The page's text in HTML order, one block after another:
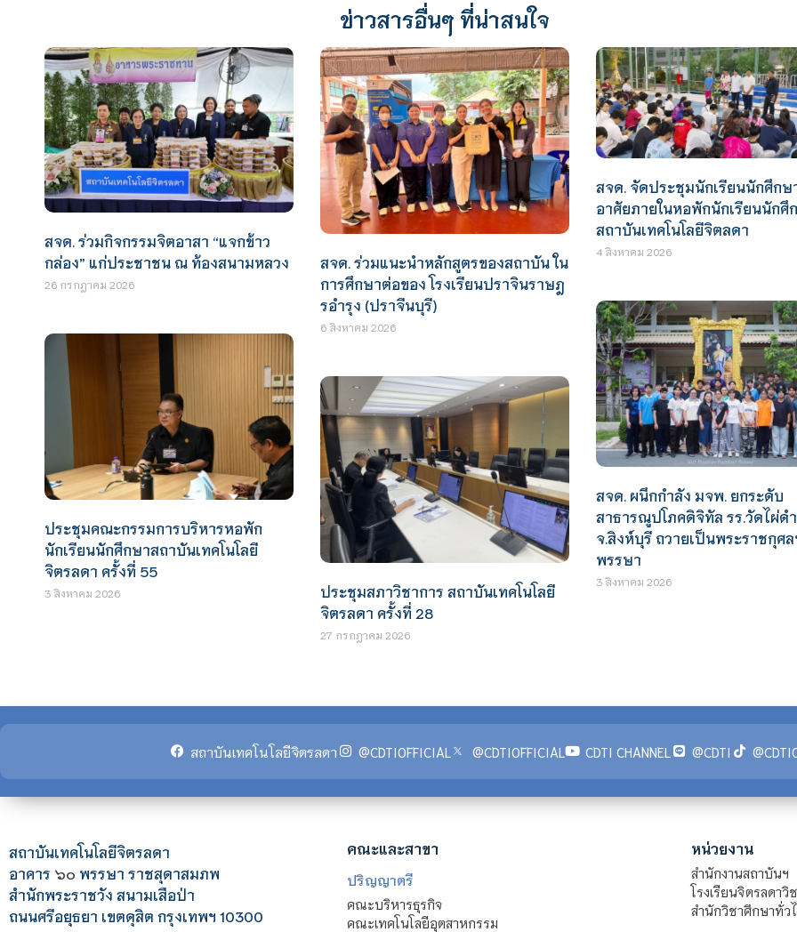
ข่าวสารอื่นๆ ที่น่าสนใจ
สจด. ร่วมกิจกรรมจิตอาสา “แจกข้าว
กล่อง” แก่ประชาชน ณ ท้องสนามหลวง
26 กรกฎาคม 2026
สจด. ร่วมแนะนำหลักสูตรของสถาบัน ใน
การศึกษาต่อของ โรงเรียนปราจินราษฎ
รอำรุง (ปราจีนบุรี)
6 สิงหาคม 2026
สจด. จัดประชุมนักเรียนนักศึก
อาศัยภายในหอพักนักเรียนนักศึ
สถาบันเทคโนโลยีจิตลดา
4 สิงหาคม 2026
ประชุมคณะกรรมการบริหารหอพัก
นักเรียนนักศึกษาสถาบันเทคโนโลยี
จิตรลดา ครั้งที่ 55
3 สิงหาคม 2026
ประชุมสภาวิชาการ สถาบันเทคโนโลยี
จิตรลดา ครั้งที่ 28
27 กรกฎาคม 2026
สจด. ผนึกกำลัง มจพ. ยกระดับ
สาธารณูปโภคดิจิทัล รร.วัดไผ่ดำ
จ.สิงห์บุรี ถวายเป็นพระราชกุศ
พรรษา
3 สิงหาคม 2026
สถาบันเทคโนโลยีจิตรลดา @CDTIOFFICIAL @CDTIOFFICIAL CDTI CHANNEL @CDTI
สถาบันเทคโนโลยีจิตรลดา
อาคาร ๖๐ พรรษา ราชสุดาสมภพ
สำนักพระราชวัง สนามเสือป่า
ถนนศรีอยุธยา เขตดุสิต กรุงเทพฯ 10300
คณะและสาขา
ปริญญาตรี
คณะบริหารธุรกิจ
คณะเทคโนโลยีอุตสาหกรรม
หน่วยงาน
สำนักงานสถาบันฯ
โรงเรียนจิตรลดาวิ
สำนักวิชาศึกษาทั่ว